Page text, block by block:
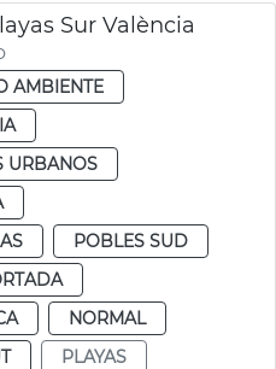
Sur València
AMBIENTE
URBANOS
POBLES SUD
NORMAL
PLAYAS